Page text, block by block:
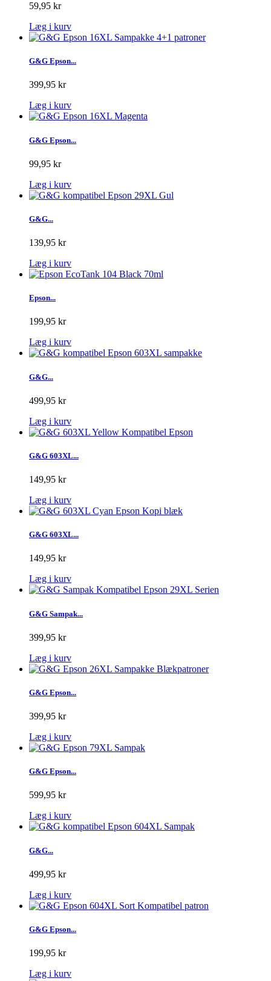
59,95 kr
Læg i kurv
G&G Epson...
399,95 kr
Læg i kurv
G&G Epson...
99,95 kr
Læg i kurv
G&G...
139,95 kr
Læg i kurv
Epson...
199,95 kr
Læg i kurv
G&G...
499,95 kr
Læg i kurv
G&G 603XL...
149,95 kr
Læg i kurv
G&G 603XL...
149,95 kr
Læg i kurv
G&G Sampak...
399,95 kr
Læg i kurv
G&G Epson...
399,95 kr
Læg i kurv
G&G Epson...
599,95 kr
Læg i kurv
G&G...
499,95 kr
Læg i kurv
G&G Epson...
199,95 kr
Læg i kurv